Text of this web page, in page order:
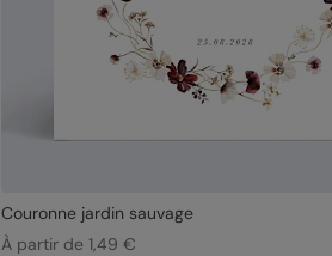
Couronne jardin sauvage
À partir de 1,49 €